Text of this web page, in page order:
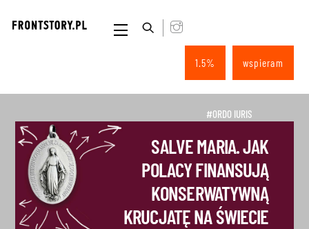
content
Menu
wspieram
1.5%
#ORDO IURIS
SALVE MARIA. JAK
POLACY FINANSUJĄ
KONSERWATYWNĄ
KRUCJATĘ NA ŚWIECIE